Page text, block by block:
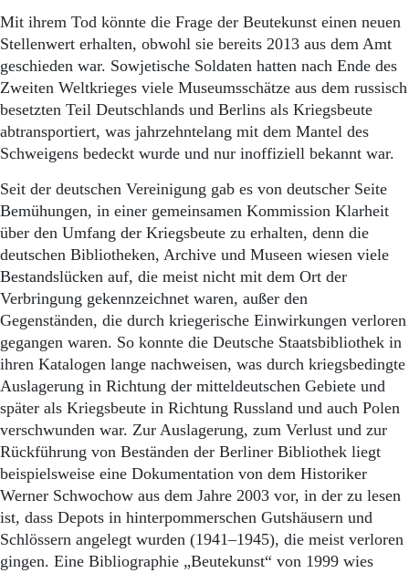
Abo Prämien
Archiv
Mediadaten
Kontakt
Impressum
Datenschutz
Mit ihrem Tod könnte die Frage der Beutekunst einen neuen
Stellenwert erhalten, obwohl sie bereits 2013 aus dem Amt
geschieden war. Sowjetische Soldaten hatten nach Ende des
Zweiten Weltkrieges viele Museumsschätze aus dem russisch
besetzten Teil Deutschlands und Berlins als Kriegsbeute
abtransportiert, was jahrzehntelang mit dem Mantel des
Schweigens bedeckt wurde und nur inoffiziell bekannt war.
Seit der deutschen Vereinigung gab es von deutscher Seite
Bemühungen, in einer gemeinsamen Kommission Klarheit
über den Umfang der Kriegsbeute zu erhalten, denn die
deutschen Bibliotheken, Archive und Museen wiesen viele
Bestandslücken auf, die meist nicht mit dem Ort der
Verbringung gekennzeichnet waren, außer den
Gegenständen, die durch kriegerische Einwirkungen verloren
gegangen waren. So konnte die Deutsche Staatsbibliothek in
ihren Katalogen lange nachweisen, was durch kriegsbedingte
Auslagerung in Richtung der mitteldeutschen Gebiete und
später als Kriegsbeute in Richtung Russland und auch Polen
verschwunden war. Zur Auslagerung, zum Verlust und zur
Rückführung von Beständen der Berliner Bibliothek liegt
beispielsweise eine Dokumentation von dem Historiker
Werner Schwochow aus dem Jahre 2003 vor, in der zu lesen
ist, dass Depots in hinterpommerschen Gutshäusern und
Schlössern angelegt wurden (1941–1945), die meist verloren
gingen. Eine Bibliographie „Beutekunst“ von 1999 wies